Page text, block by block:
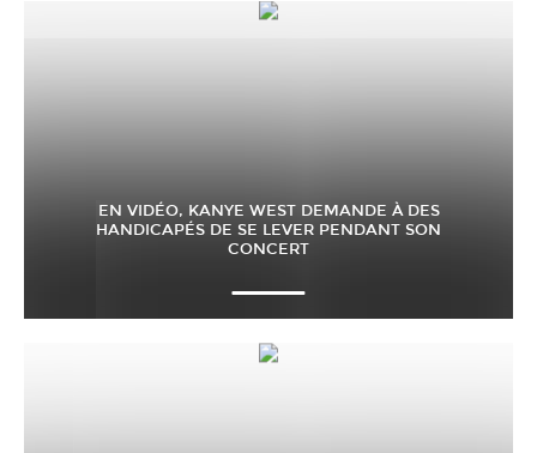
EN VIDÉO, KANYE WEST DEMANDE À DES
HANDICAPÉS DE SE LEVER PENDANT SON
CONCERT